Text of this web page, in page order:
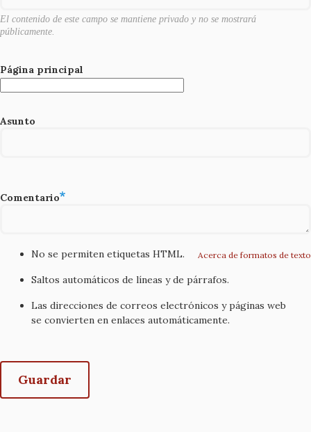
El contenido de este campo se mantiene privado y no se mostrará
públicamente.
Página principal
Asunto
Comentario
Acerca de formatos de texto
No se permiten etiquetas HTML.
Saltos automáticos de líneas y de párrafos.
Las direcciones de correos electrónicos y páginas web
se convierten en enlaces automáticamente.